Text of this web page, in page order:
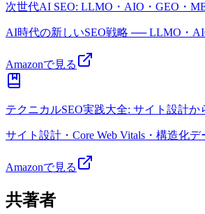
次世代AI SEO: LLMO・AIO・GEO・
AI時代の新しいSEO戦略 ── LLMO・
Amazonで見る
テクニカルSEO実践大全: サイト設計
サイト設計・Core Web Vitals・構造化
Amazonで見る
共著者